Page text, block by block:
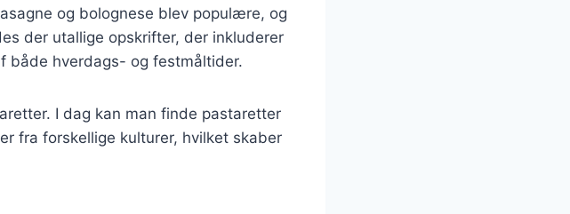
og bolognese blev populære, og
der utallige opskrifter, der inkluderer
både hverdags- og festmåltider.
I dag kan man finde pastaretter
fra forskellige kulturer, hvilket skaber